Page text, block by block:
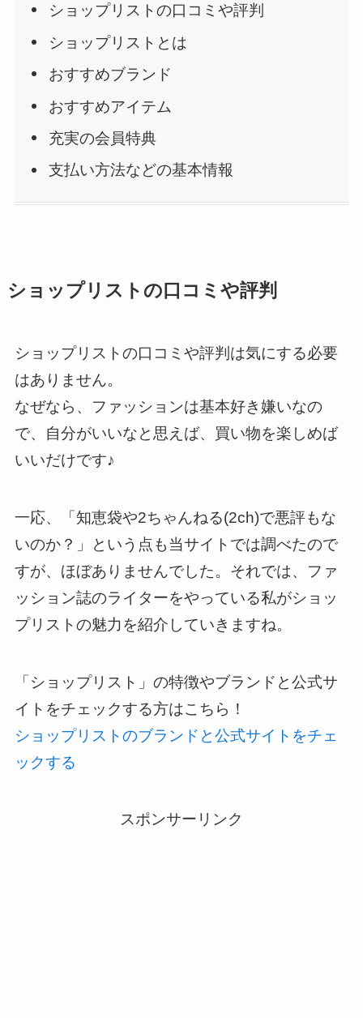
ショップリストの口コミや評判
ショップリストとは
おすすめブランド
おすすめアイテム
充実の会員特典
支払い方法などの基本情報
ショップリストの口コミや評判
ショップリストの口コミや評判は気にする必要
はありません。
なぜなら、ファッションは基本好き嫌いなの
で、自分がいいなと思えば、買い物を楽しめば
いいだけです♪
一応、「知恵袋や2ちゃんねる(2ch)で悪評もな
いのか？」という点も当サイトでは調べたので
すが、ほぼありませんでした。 それでは、ファ
ッション誌のライターをやっている私がショッ
プリストの魅力を紹介していきますね。
「ショップリスト」の特徴やブランドと公式サ
イトをチェックする方はこちら！
ショップリストのブランドと公式サイトをチェ
ックする
スポンサーリンク